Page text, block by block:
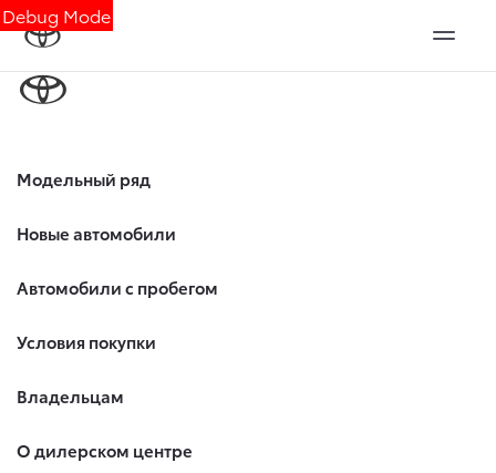
Debug Mode
Модельный ряд
Новые автомобили
Автомобили с пробегом
Условия покупки
Владельцам
О дилерском центре